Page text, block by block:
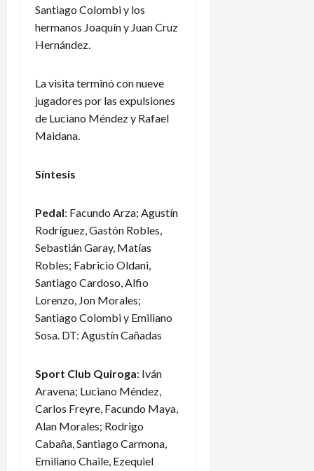
Santiago Colombi y los
hermanos Joaquín y Juan Cruz
Hernández.
La visita terminó con nueve
jugadores por las expulsiones
de Luciano Méndez y Rafael
Maidana.
Síntesis
Pedal: Facundo Arza; Agustín
Rodríguez, Gastón Robles,
Sebastián Garay, Matías
Robles; Fabricio Oldani,
Santiago Cardoso, Alfio
Lorenzo, Jon Morales;
Santiago Colombi y Emiliano
Sosa. DT: Agustín Cañadas
Sport Club Quiroga: Iván
Aravena; Luciano Méndez,
Carlos Freyre, Facundo Maya,
Alan Morales; Rodrigo
Cabaña, Santiago Carmona,
Emiliano Chaile, Ezequiel